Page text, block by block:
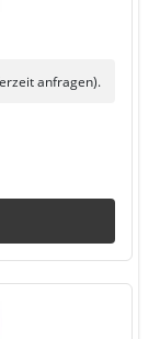
anfragen).